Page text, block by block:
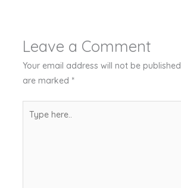
Leave a Comment
Your email address will not be published.
are marked *
here..